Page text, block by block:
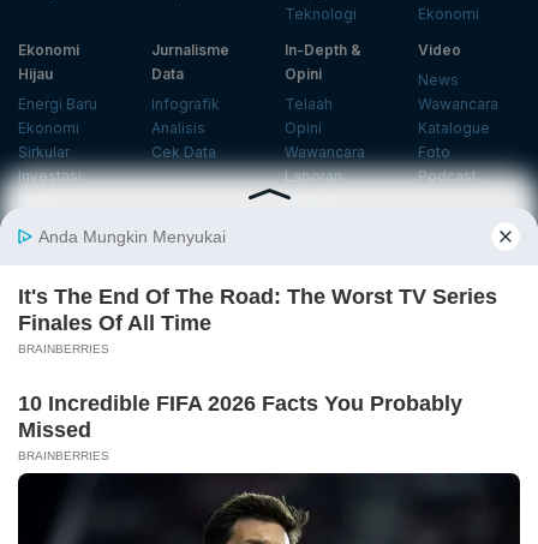
Teknologi
Ekonomi
Ekonomi
Hijau
Energi Baru
Ekonomi
Sirkular
Investasi
Jurnalisme
Data
Infografik
Analisis
Cek Data
In-Depth &
Opini
Telaah
Opini
Wawancara
Laporan
Khusus
Video
News
Wawancara
Katalogue
Foto
Podcast
Info
Insight
Center
Databoks
KatadataOto
Langganan Newsletter